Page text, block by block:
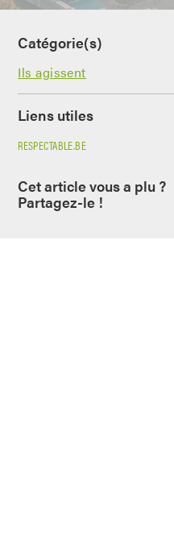
Catégorie(s)
Ils agissent
Liens utiles
RESPECTABLE.BE
Cet article vous a plu ?
Partagez-le !